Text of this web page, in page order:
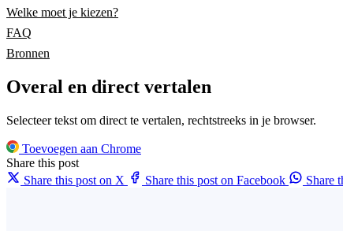
Welke moet je kiezen?
FAQ
Bronnen
Overal en direct vertalen
Selecteer tekst om direct te vertalen, rechtstreeks in je browser.
Toevoegen aan Chrome
Share this post
Share this post on X
Share this post on Facebook Share